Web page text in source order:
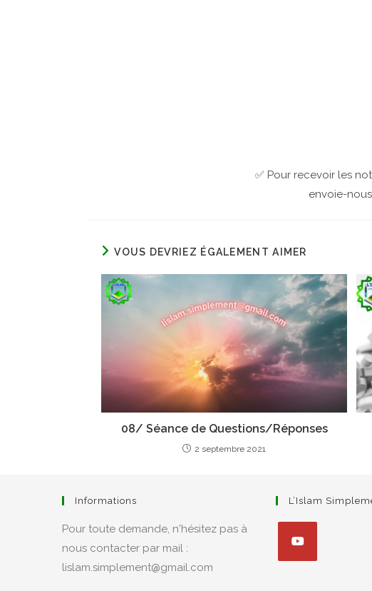
✅ Pour recevoir les
envoie-
VOUS DEVRIEZ ÉGALEMENT AIMER
08/ Séance de Questions/Réponses
2 septembre 2021
Informations
Pour toute demande, n'hésitez pas à
nous contacter par mail :
lislam.simplement@gmail.com
L’Islam